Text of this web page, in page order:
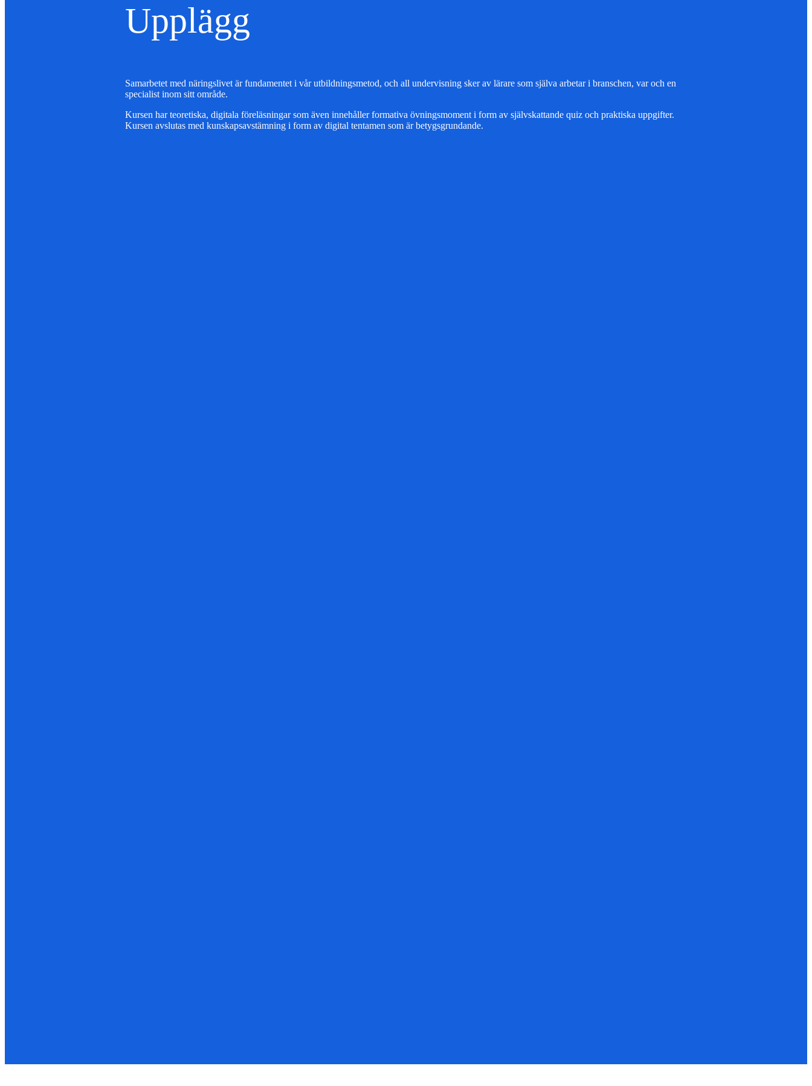
Upplägg
Samarbetet med näringslivet är fundamentet i vår utbildningsmetod, och all undervisning sker av lärare som själva arbetar i branschen, var och en
specialist inom sitt område.
Kursen har teoretiska, digitala föreläsningar som även innehåller formativa övningsmoment i form av självskattande quiz och praktiska uppgifter.
Kursen avslutas med kunskapsavstämning i form av digital tentamen som är betygsgrundande.